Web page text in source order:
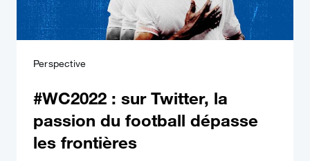
Perspective
#WC2022 : sur Twitter, la
passion du football dépasse
les frontières